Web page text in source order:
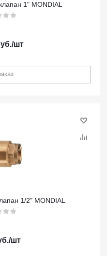
1" MONDIAL
/шт
1/2" MONDIAL
/шт